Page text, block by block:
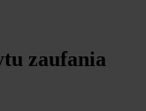
zaufania